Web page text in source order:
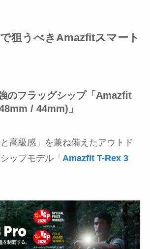
狙うべき Amazfitスマート
のフラッグシップ「Amazfit
/ 44mm)」
と高級感」を兼ね備えたアウトド
ップモデル「 Amazfit T-Rex 3